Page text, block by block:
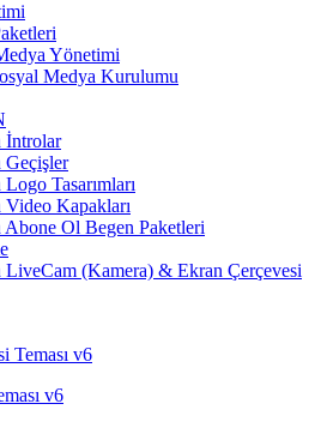
Yönetimi
Medya Kurulumu
İntrolar
Geçişler
Tasarımları
Video Kapakları
Abone Ol Begen Paketleri
LiveCam (Kamera) & Ekran Çerçevesi
Teması v6